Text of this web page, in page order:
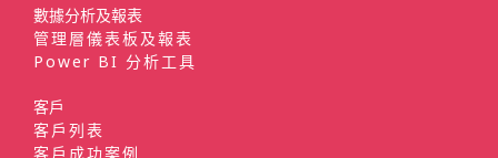
數據分析及報表
管理層儀表板及報表
Power BI 分析工具
客戶
客戶列表
客戶成功案例